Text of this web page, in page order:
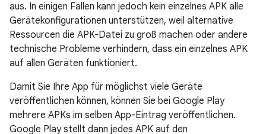
aus. In einigen Fällen kann jedoch kein einzelnes APK alle
Gerätekonfigurationen unterstützen, weil alternative
Ressourcen die APK-Datei zu groß machen oder andere
technische Probleme verhindern, dass ein einzelnes APK
auf allen Geräten funktioniert.
Damit Sie Ihre App für möglichst viele Geräte
veröffentlichen können, können Sie bei Google Play
mehrere APKs im selben App-Eintrag veröffentlichen.
Google Play stellt dann jedes APK auf den